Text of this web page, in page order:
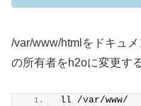
/var/www/htmlをドキュ
の所有者をh2oに変更す
ll /var/www/